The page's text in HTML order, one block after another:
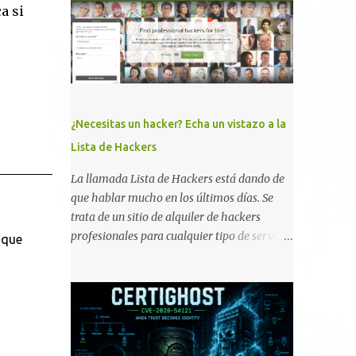
si
memoria RAM está disponible en el
smartphone o la tablet *#*#34971539#*#* :
Visualiza la información detallada d...
¿Necesitas un hacker? Echa un vistazo a la
Lista de Hackers
La llamada Lista de Hackers está dando de
que hablar mucho en los últimos días. Se
trata de un sitio de alquiler de hackers
profesionales para cualquier tipo de servicio.
discreción, comunicaciones cifradas y la
garantía de que ningún servicio será
demasiado difícil para los talentos que
pueden ser contratados desde la plataforma.